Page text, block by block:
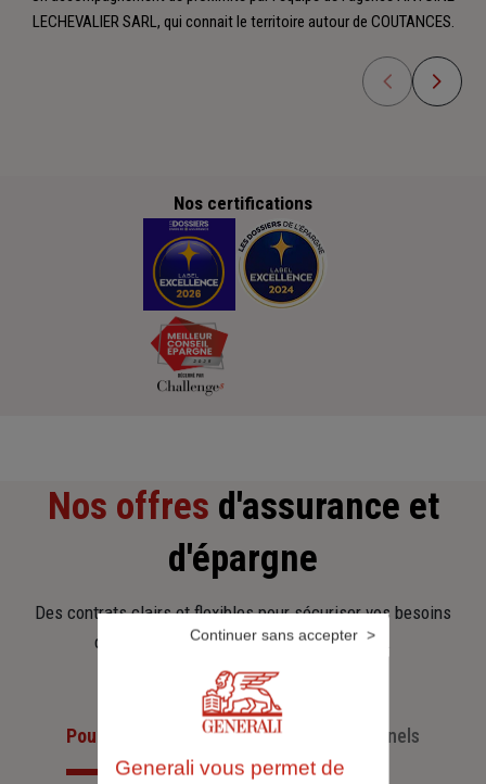
LECHEVALIER SARL, qui connait le territoire autour de COUTANCES.
Nos certifications
Nos offres d'assurance et
d'épargne
Des contrats clairs et flexibles pour sécuriser vos besoins
d’aujourd’hui et anticiper ceux de demain.
Pour les particuliersPour les professionnels
Generali vous permet de
Continuer sans accepter